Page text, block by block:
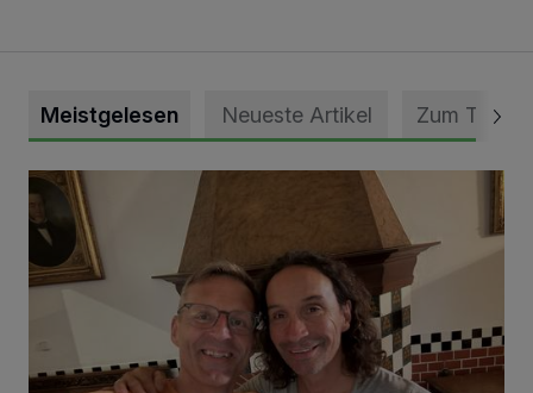
Meistgelesen Neueste Artikel Zum Thema
„Loss dir nix jefalle“ in 7 Tage 1 Song